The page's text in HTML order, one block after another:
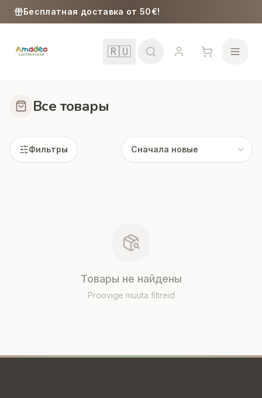
Skip to content
Бесплатная доставка от 50€!
🇷🇺
Школа
Все товары
Фильтры
Товары не найдены
Proovige muuta filtreid